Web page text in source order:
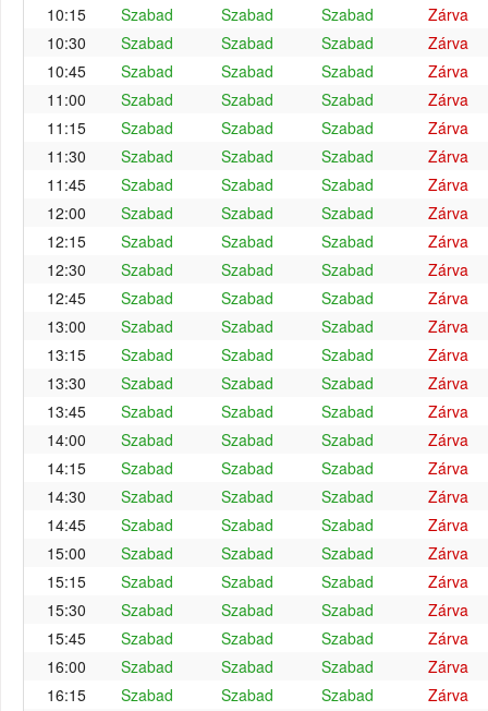
10:15
Szabad Szabad Szabad
Zárva
10:30
Szabad Szabad Szabad
Zárva
10:45
Szabad Szabad Szabad
Zárva
11:00
Szabad Szabad Szabad
Zárva
11:15
Szabad Szabad Szabad
Zárva
11:30
Szabad Szabad Szabad
Zárva
11:45
Szabad Szabad Szabad
Zárva
12:00
Szabad Szabad Szabad
Zárva
12:15
Szabad Szabad Szabad
Zárva
12:30
Szabad Szabad Szabad
Zárva
12:45
Szabad Szabad Szabad
Zárva
13:00
Szabad Szabad Szabad
Zárva
13:15
Szabad Szabad Szabad
Zárva
13:30
Szabad Szabad Szabad
Zárva
13:45
Szabad Szabad Szabad
Zárva
14:00
Szabad Szabad Szabad
Zárva
14:15
Szabad Szabad Szabad
Zárva
14:30
Szabad Szabad Szabad
Zárva
14:45
Szabad Szabad Szabad
Zárva
15:00
Szabad Szabad Szabad
Zárva
15:15
Szabad Szabad Szabad
Zárva
15:30
Szabad Szabad Szabad
Zárva
15:45
Szabad Szabad Szabad
Zárva
16:00
Szabad Szabad Szabad
Zárva
16:15
Szabad Szabad Szabad Zárva